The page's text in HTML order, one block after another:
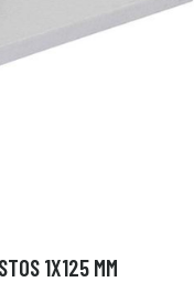
1X125 MM